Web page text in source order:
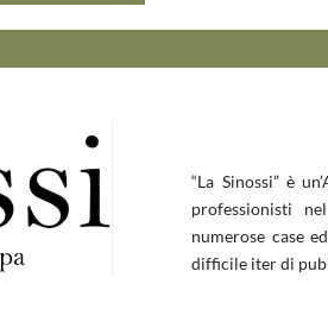
“La Sinossi” è
professionisti
numerose case
difficile iter di